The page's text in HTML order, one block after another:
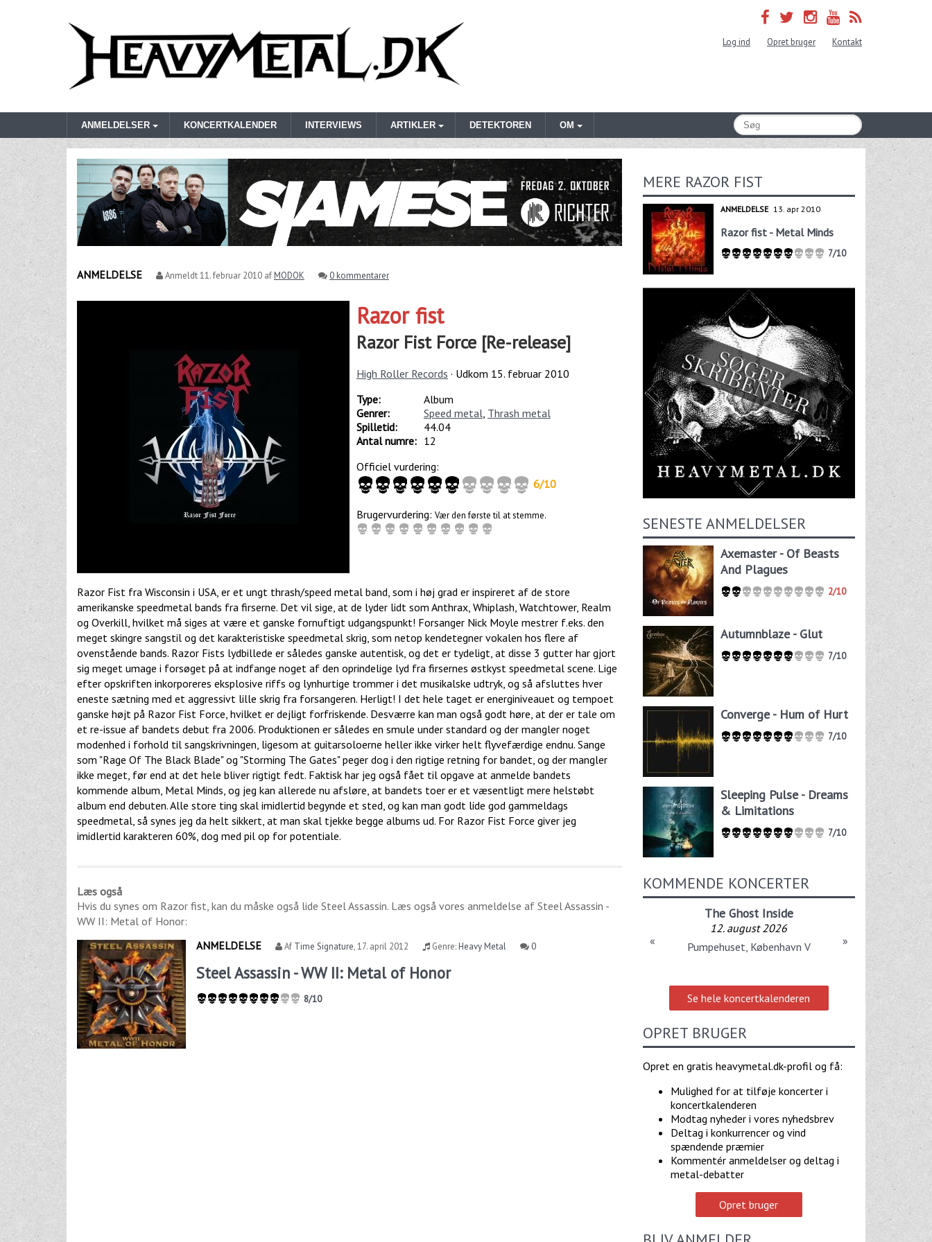
Log ind Opret bruger Kontakt
ANMELDELSER KONCERTKALENDER INTERVIEWS ARTIKLER DETEKTOREN OM
ANMELDELSE Anmeldt11. februar 2010 afMODOK 0 kommentarer
Razor fist
Razor Fist Force [Re-release]
High Roller Records · Udkom 15. februar 2010
Type:
Album
Genrer:
Speed metal, Thrash metal
Spilletid:
44.04
Antal numre: 12
Officiel vurdering:
6/10
Brugervurdering: Vær den første til at stemme.
Razor Fist fra Wisconsin i USA, er et ungt thrash/speed metal band, som i høj grad er inspireret af de store
amerikanske speedmetal bands fra firserne. Det vil sige, at de lyder lidt som Anthrax, Whiplash, Watchtower, Realm
og Overkill, hvilket må siges at være et ganske fornuftigt udgangspunkt! Forsanger Nick Moyle mestrer f.eks. den
meget skingre sangstil og det karakteristiske speedmetal skrig, som netop kendetegner vokalen hos flere af
ovenstående bands. Razor Fists lydbillede er således ganske autentisk, og det er tydeligt, at disse 3 gutter har gjort
sig meget umage i forsøget på at indfange noget af den oprindelige lyd fra firsernes østkyst speedmetal scene. Lige
efter opskriften inkorporeres eksplosive riffs og lynhurtige trommer i det musikalske udtryk, og så afsluttes hver
eneste sætning med et aggressivt lille skrig fra forsangeren. Herligt! I det hele taget er energiniveauet og tempoet
ganske højt på Razor Fist Force, hvilket er dejligt forfriskende. Desværre kan man også godt høre, at der er tale om
et re-issue af bandets debut fra 2006. Produktionen er således en smule under standard og der mangler noget
modenhed i forhold til sangskrivningen, ligesom at guitarsoloerne heller ikke virker helt flyvefærdige endnu. Sange
som "Rage Of The Black Blade" og "Storming The Gates" peger dog i den rigtige retning for bandet, og der mangler
ikke meget, før end at det hele bliver rigtigt fedt. Faktisk har jeg også fået til opgave at anmelde bandets
kommende album, Metal Minds, og jeg kan allerede nu afsløre, at bandets toer er et væsentligt mere helstøbt
album end debuten. Alle store ting skal imidlertid begynde et sted, og kan man godt lide god gammeldags
speedmetal, så synes jeg da helt sikkert, at man skal tjekke begge albums ud. For Razor Fist Force giver jeg
imidlertid karakteren 60%, dog med pil op for potentiale.
Læs også
Hvis du synes om Razor fist , kan du måske også lide Steel Assassin. Læs også vores anmeldelse af Steel Assassin -
WW II: Metal of Honor:
ANMELDELSE
Af Time Signature,17. april 2012 Genre:Heavy Metal 0
Steel Assassin - WW II: Metal of Honor
8/10
MERE RAZOR FIST
ANMELDELSE 13. apr 2010
Razor fist - Metal Minds
7/10
SENESTE ANMELDELSER
Axemaster - Of Beasts
And Plagues
2/10
Autumnblaze - Glut
7/10
Converge - Hum of Hurt
7/10
Sleeping Pulse - Dreams
& Limitations
7/10
KOMMENDE KONCERTER
The Ghost Inside
12. august 2026
Pumpehuset, København V
« »
Se hele koncertkalenderen
OPRET BRUGER
Opret en gratis heavymetal.dk-profil og få:
Mulighed for at tilføje koncerter i
koncertkalenderen
Modtag nyheder i vores nyhedsbrev
Deltag i konkurrencer og vind
spændende præmier
Kommentér anmeldelser og deltag i
metal-debatter
Opret bruger